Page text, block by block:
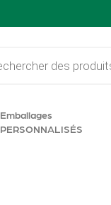
Emballages
PERSONNALISÉS